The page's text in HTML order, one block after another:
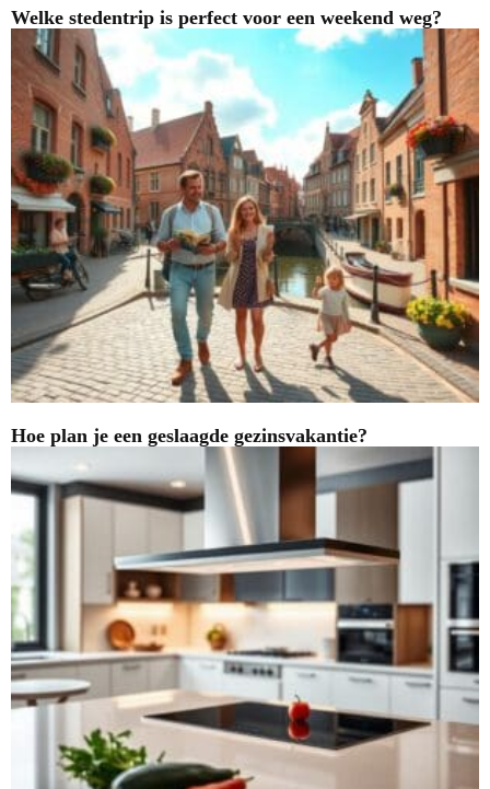
Welke stedentrip is perfect voor een weekend weg?
Hoe plan je een geslaagde gezinsvakantie?